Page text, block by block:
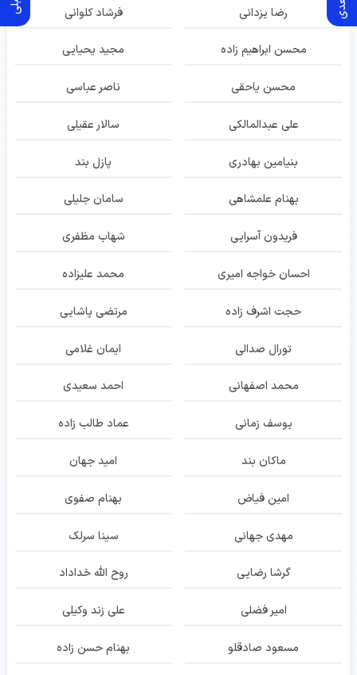
رضا یزدانی فرشاد کلوانی
محسن ابراهیم زاده مجید یحیایی
محسن یاحقی ناصر عباسی
علی عبدالمالکی سالار عقیلی
بنیامین بهادری پازل بند
بهنام علمشاهی سامان جلیلی
فریدون آسرایی شهاب مظفری
احسان خواجه امیری محمد علیزاده
حجت اشرف زاده مرتضی پاشایی
تورال صدالی ایمان غلامی
محمد اصفهانی احمد سعیدی
یوسف زمانی عماد طالب زاده
ماکان بند امید جهان
امین فیاض بهنام صفوی
مهدی جهانی سینا سرلک
گرشا رضایی روح الله خداداد
امیر فضلی علی زند وکیلی
مسعود صادقلو بهنام حسن زاده